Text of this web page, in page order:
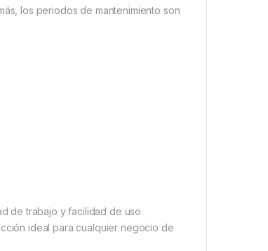
los periodos de mantenimiento son
de trabajo y facilidad de uso.
ideal para cualquier negocio de